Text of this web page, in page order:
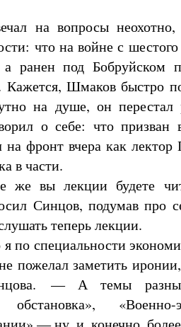
на вопросы неохотно,
что на войне с
ранен под Бобруйском
Кажется, Шмаков быстро
на душе, он перестал
о себе: что призван
на фронт вчера как
в части.
вы лекции будете
Синцов, подумав про
теперь лекции.
специальности
пожелал заметить
— А темы
обстановка», «Военно-